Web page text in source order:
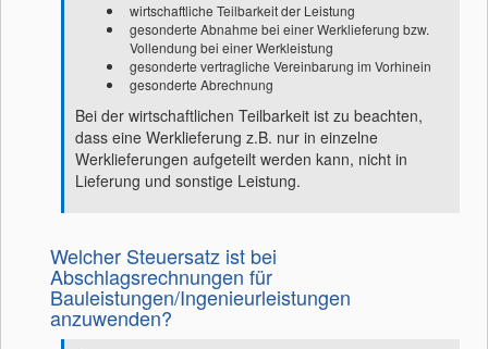
wirtschaftliche Teilbarkeit der Leistung
gesonderte Abnahme bei einer Werklieferung bzw.
Vollendung bei einer Werkleistung
gesonderte vertragliche Vereinbarung im Vorhinein
gesonderte Abrechnung
Bei der wirtschaftlichen Teilbarkeit ist zu beachten,
dass eine Werklieferung z.B. nur in einzelne
Werklieferungen aufgeteilt werden kann, nicht in
Lieferung und sonstige Leistung.
Welcher Steuersatz ist bei
Abschlagsrechnungen für
Bauleistungen/Ingenieurleistungen
anzuwenden?